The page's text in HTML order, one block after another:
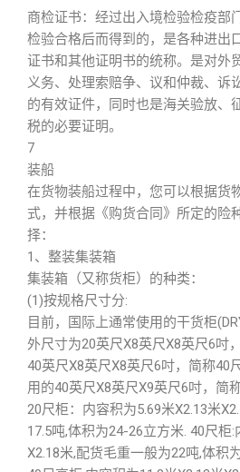
商检证书：经过出入境检验检疫部
检验合格后而得到的，是各种进出
证书和其他证明书的统称。是对外
义务、处理索赔争、议和仲裁、诉
的有效证件，同时也是海关验放、
税的必要证明。
7
装船
在货物装船过程中，您可以根据货
式，并根据《购货合同》所定的险
择：
1、整装集装箱
集装箱（又称货柜）的种类
(1)按规格尺寸分:
目前，国际上通常使用的干货柜
外尺寸为20英尺X8英尺X8英尺6吋
40英尺X8英尺X8英尺6吋，简称40
用的40英尺X8英尺X9英尺6吋，简
20尺柜：内容积为5.69米X2.13米
17.5吨,体积为24-26立方米. 40尺柜:
X2.18米,配货毛重一般为22吨,体积